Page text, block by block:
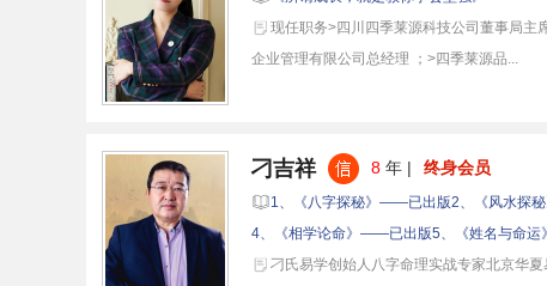
现任职务>四川四季莱源科技公司董事局主
企业管理有限公司总经理 ；>四季莱源品...
刁吉祥 8年 | 终身会员
1、《八字探秘》——已出版2、《风水探
4、《相学论命》——已出版5、《姓名与命
刁氏易学创始人八字命理实战专家北京华